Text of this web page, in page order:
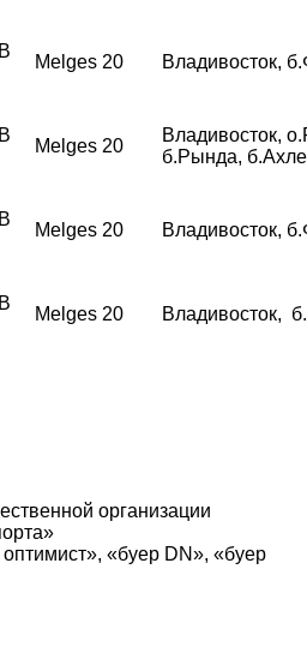
Melges 20 Владивосток,
Melges 20
Владивосток,
б.Рында,
Melges 20 Владивосток,
Melges 20 Владивосток,
организации
«буер DN», «буер